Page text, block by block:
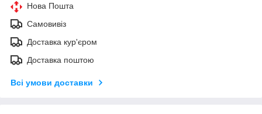
Нова Пошта
Самовивіз
Доставка кур'єром
Доставка поштою
Всі умови доставки